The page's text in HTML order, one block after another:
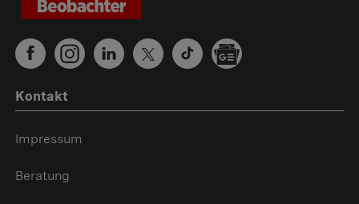
Kontakt
Impressum
Beratung